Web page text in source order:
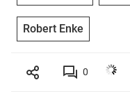
Robert Enke
0